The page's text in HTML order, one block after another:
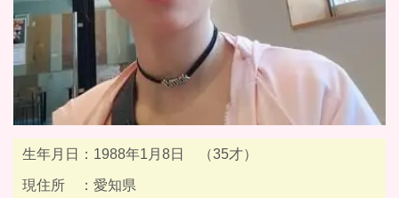
生年月日：1988年1月8日 （35才）
現住所 ：愛知県